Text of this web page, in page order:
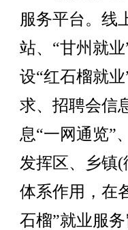
服务平台。线
站、“甘州就
设“红石榴就
求、招聘会信
息“一网通览”
发挥区、乡镇
体系作用，在
石榴”就业服